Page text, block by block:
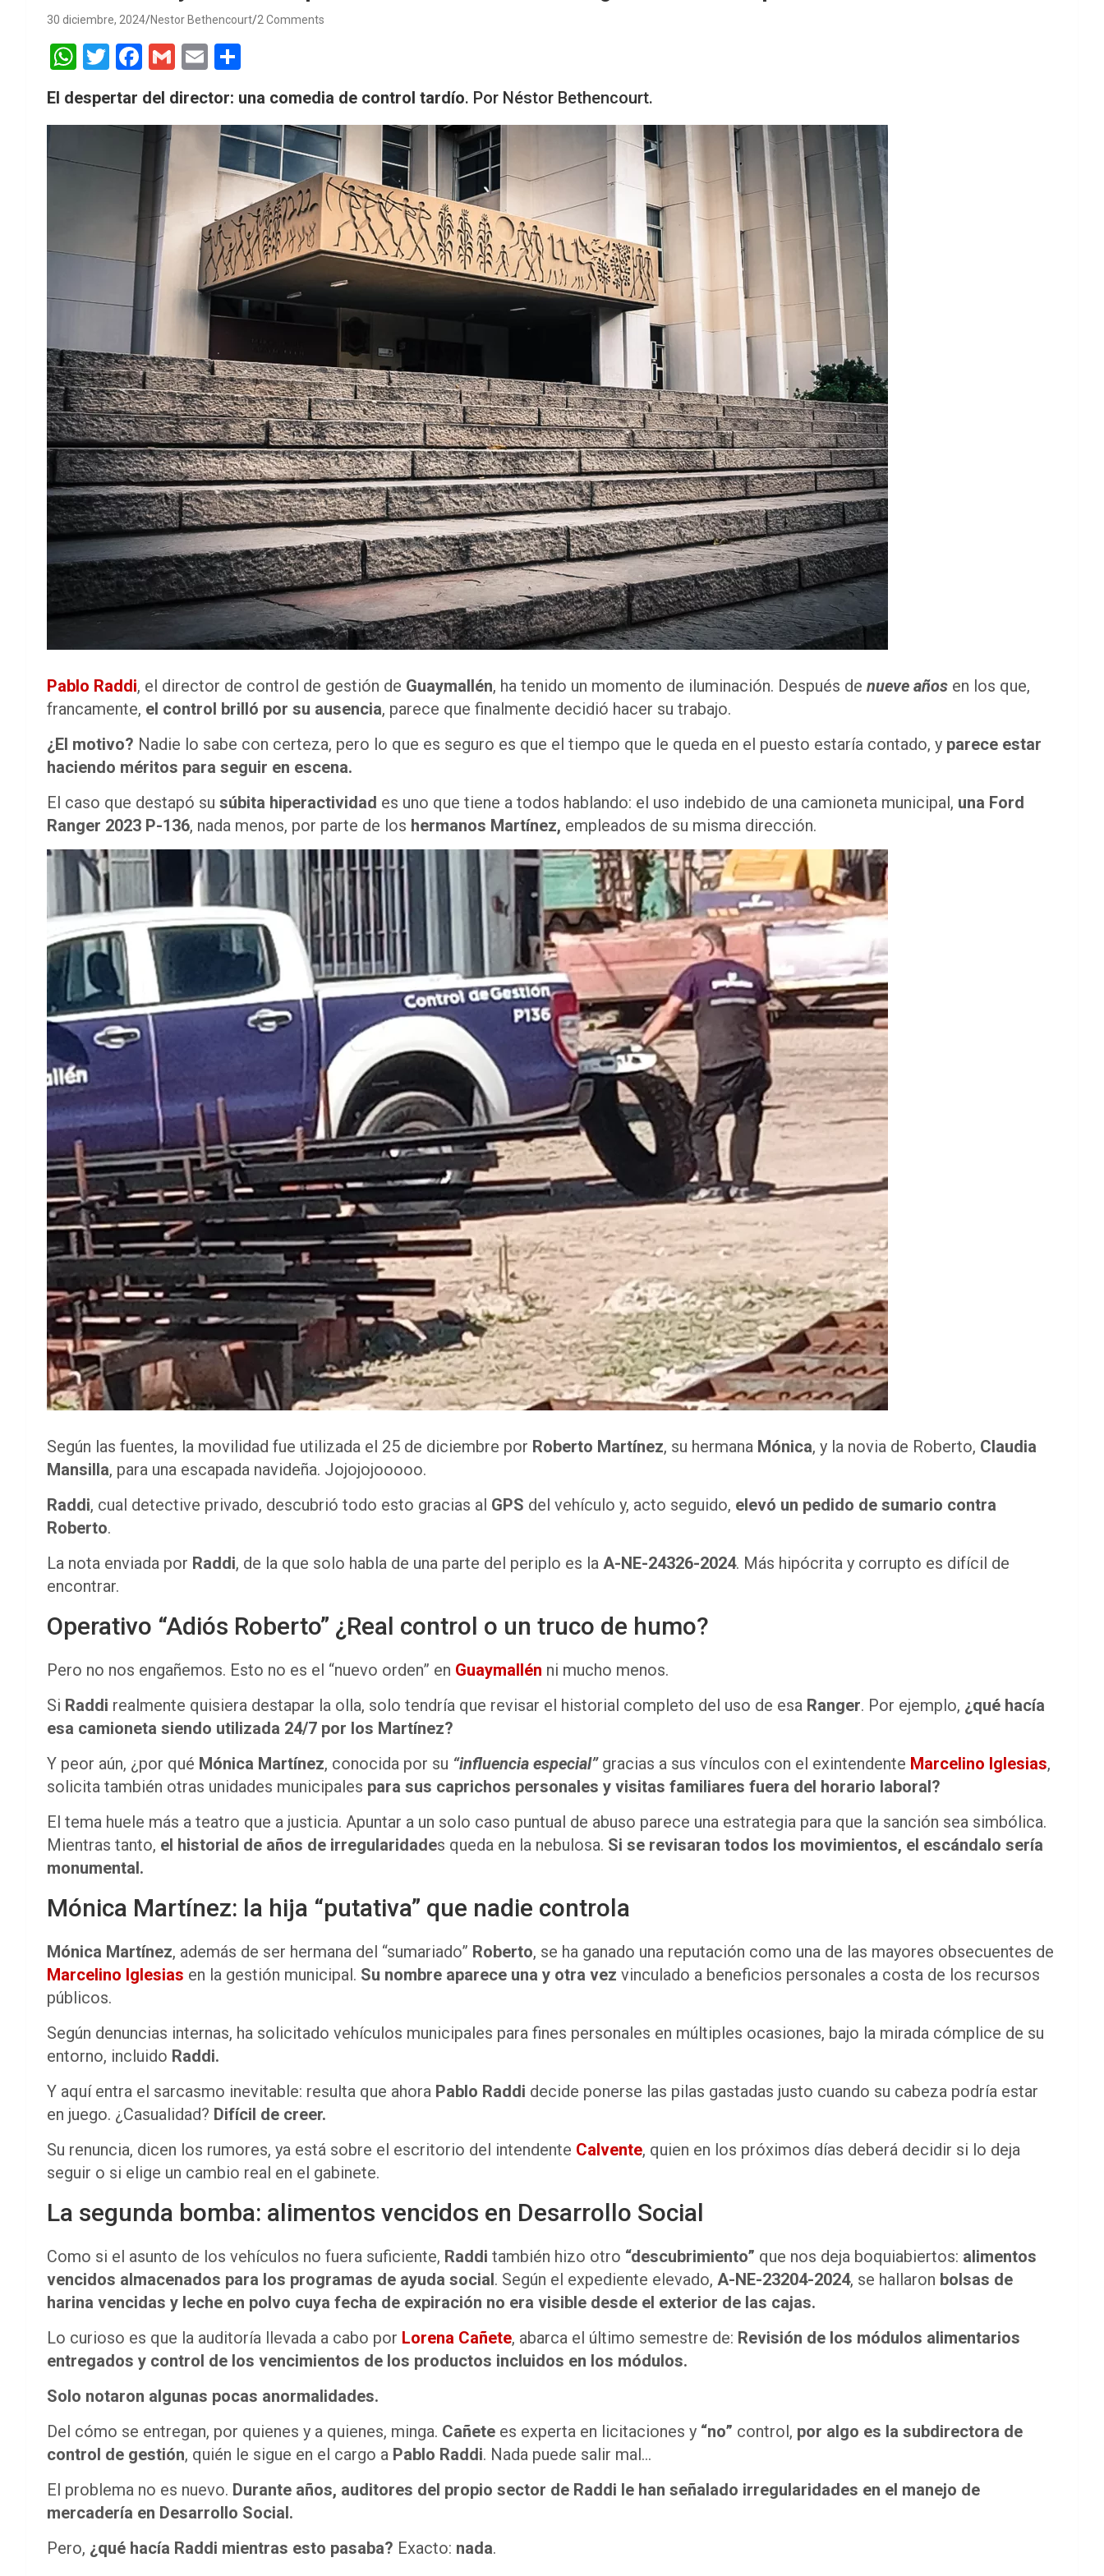
30 diciembre, 2024 Nestor Bethencourt 2 Comments
W
at
s
A
T
tt
er
F
a
ce
b
o
k
G
m
ail
E
ail ar
e
El despertar del director: una comedia de control tardío. Por Néstor Bethencourt.
Pablo Raddi, el director de control de gestión de Guaymallén, ha tenido un momento de iluminación. Después de nueve años en los que,
francamente, el control brilló por su ausencia, parece que finalmente decidió hacer su trabajo.
¿El motivo? Nadie lo sabe con certeza, pero lo que es seguro es que el tiempo que le queda en el puesto estaría contado, y parece estar
haciendo méritos para seguir en escena.
El caso que destapó su súbita hiperactividad es uno que tiene a todos hablando: el uso indebido de una camioneta municipal, una Ford
Ranger 2023 P-136, nada menos, por parte de los hermanos Martínez, empleados de su misma dirección.
Según las fuentes, la movilidad fue utilizada el 25 de diciembre por Roberto Martínez, su hermana Mónica, y la novia de Roberto, Claudia
Mansilla, para una escapada navideña. Jojojojooooo.
Raddi, cual detective privado, descubrió todo esto gracias al GPS del vehículo y, acto seguido, elevó un pedido de sumario contra
Roberto.
La nota enviada por Raddi, de la que solo habla de una parte del periplo es la A-NE-24326-2024. Más hipócrita y corrupto es difícil de
encontrar.
Operativo “Adiós Roberto” ¿Real control o un truco de humo?
Pero no nos engañemos. Esto no es el “nuevo orden” en Guaymallén ni mucho menos.
Si Raddi realmente quisiera destapar la olla, solo tendría que revisar el historial completo del uso de esa Ranger. Por ejemplo, ¿qué hacía
esa camioneta siendo utilizada 24/7 por los Martínez?
Y peor aún, ¿por qué Mónica Martínez, conocida por su “influencia especial”gracias a sus vínculos con el exintendente Marcelino Iglesias,
solicita también otras unidades municipales para sus caprichos personales y visitas familiares fuera del horario laboral?
El tema huele más a teatro que a justicia. Apuntar a un solo caso puntual de abuso parece una estrategia para que la sanción sea simbólica.
Mientras tanto, el historial de años de irregularidades queda en la nebulosa. Si se revisaran todos los movimientos, el escándalo sería
monumental.
Mónica Martínez: la hija “putativa” que nadie controla
Mónica Martínez, además de ser hermana del “sumariado” Roberto, se ha ganado una reputación como una de las mayores obsecuentes de
Marcelino Iglesias en la gestión municipal. Su nombre aparece una y otra vez vinculado a beneficios personales a costa de los recursos
públicos.
Según denuncias internas, ha solicitado vehículos municipales para fines personales en múltiples ocasiones, bajo la mirada cómplice de su
entorno, incluido Raddi.
Y aquí entra el sarcasmo inevitable: resulta que ahora Pablo Raddi decide ponerse las pilas gastadas justo cuando su cabeza podría estar
en juego. ¿Casualidad? Difícil de creer.
Su renuncia, dicen los rumores, ya está sobre el escritorio del intendente Calvente, quien en los próximos días deberá decidir si lo deja
seguir o si elige un cambio real en el gabinete.
La segunda bomba: alimentos vencidos en Desarrollo Social
Como si el asunto de los vehículos no fuera suficiente, Raddi también hizo otro “descubrimiento” que nos deja boquiabiertos: alimentos
vencidos almacenados para los programas de ayuda social. Según el expediente elevado, A-NE-23204-2024, se hallaron bolsas de
harina vencidas y leche en polvo cuya fecha de expiración no era visible desde el exterior de las cajas.
Lo curioso es que la auditoría llevada a cabo por Lorena Cañete, abarca el último semestre de: Revisión de los módulos alimentarios
entregados y control de los vencimientos de los productos incluidos en los módulos.
Solo notaron algunas pocas anormalidades.
Del cómo se entregan, por quienes y a quienes, minga. Cañete es experta en licitaciones y “no” control, por algo es la subdirectora de
control de gestión, quién le sigue en el cargo a Pablo Raddi. Nada puede salir mal…
El problema no es nuevo. Durante años, auditores del propio sector de Raddi le han señalado irregularidades en el manejo de
mercadería en Desarrollo Social.
Pero, ¿qué hacía Raddi mientras esto pasaba? Exacto: nada.